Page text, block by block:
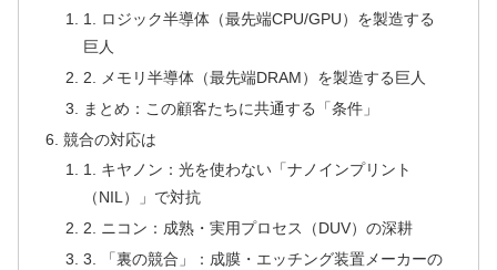
1. ロジック半導体（最先端CPU/GPU）を製造する
巨人
2. メモリ半導体（最先端DRAM）を製造する巨人
まとめ：この顧客たちに共通する「条件」
競合の対応は
1. キヤノン：光を使わない「ナノインプリント
（NIL）」で対抗
2. ニコン：成熟・実用プロセス（DUV）の深耕
3. 「裏の競合」：成膜・エッチング装置メーカーの